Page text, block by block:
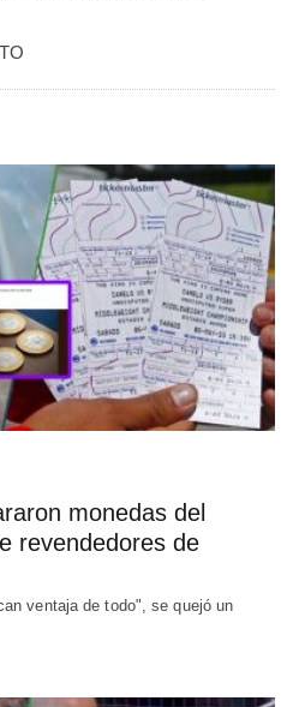
monedas del
revendedores de
ventaja de todo", se quejó un